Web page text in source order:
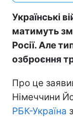
Українські
матимуть
Росії. Але
озброєння
Про це
Німеччини
РБК-Україна